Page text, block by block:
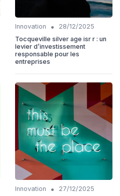
Innovation •
28/12/2025
Tocqueville silver age isr r : un
levier d’investissement
responsable pour les
entreprises
Innovation •
27/12/2025